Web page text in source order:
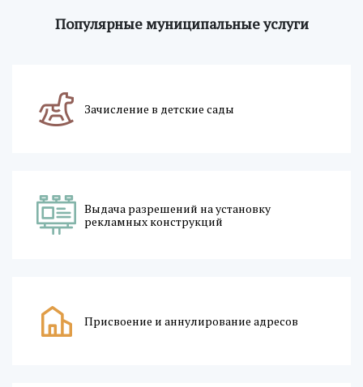
Популярные муниципальные услуги
Зачисление в детские сады
Выдача разрешений на установку
рекламных конструкций
Присвоение и аннулирование адресов